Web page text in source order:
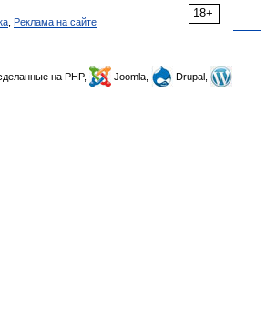
18+
Реклама на сайте
сделанные на PHP, Joomla,
Drupal,